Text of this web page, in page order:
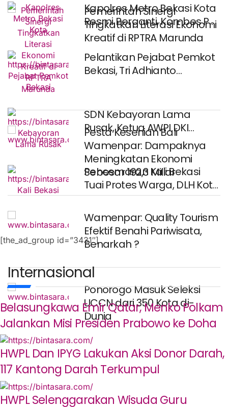
Pemerintah Sinergi
Tingkatkan Literasi Ekonomi
Kreatif di RPTRA Marunda
Pesta Kesenian Bali
Wamenpar: Dampaknya
Meningkatan Ekonomi
Sebesar 192,3 Miliar
Wamenpar: Quality Tourism
Efektif Benahi Pariwisata,
Benarkah ?
Ponorogo Masuk Seleksi
UCCN dari 350 Kota di-
Dunia
Kapolres Metro Bekasi Kota
Resmi Berganti, Kombes Pol
Putu Kholis
Pelantikan Pejabat Pemkot
Bekasi, Tri Adhianto
SDN Kebayoran Lama
Rusak, Ketua AWPI DKI
Desak Gubernur Jakarta
Pencemaran Kali Bekasi
Tuai Protes Warga, DLH Kota
Bekasi Bersama
[the_ad_group id=”3431″]
Internasional
Belasungkawa Emir Qatar, Menko Polkam
Jalankan Misi Presiden Prabowo ke Doha
HWPL Dan IPYG Lakukan Aksi Donor Darah,
117 Kantong Darah Terkumpul
HWPL Selenggarakan Wisuda Guru